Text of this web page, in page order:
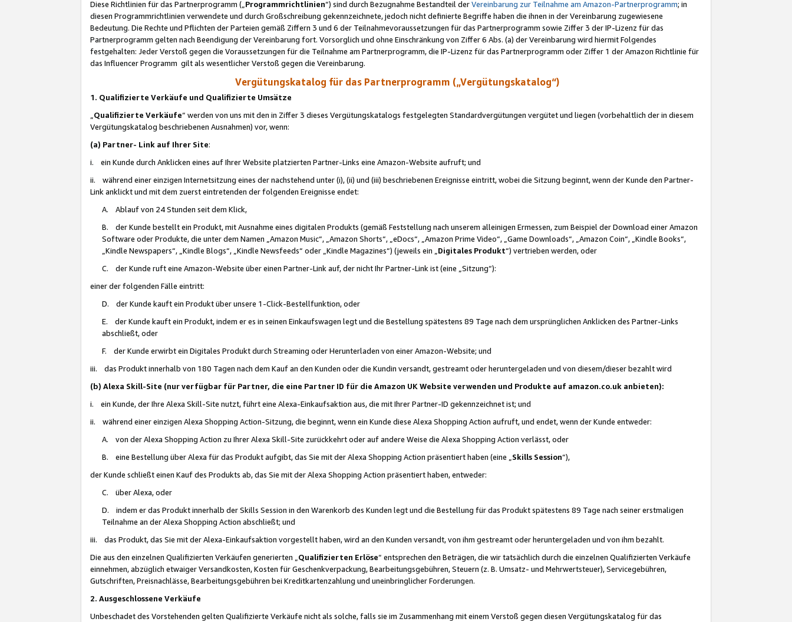
Diese Richtlinien für das Partnerprogramm („Programmrichtlinien“) sind durch Bezugnahme Bestandteil derVereinbarung zur Teilnahme am Amazon-Partnerprogramm; in
diesen Programmrichtlinien verwendete und durch Großschreibung gekennzeichnete, jedoch nicht definierte Begriffe haben die ihnen in der Vereinbarung zugewiesene
Bedeutung. Die Rechte und Pflichten der Parteien gemäß Ziffern 3 und 6 der Teilnahmevoraussetzungen für das Partnerprogramm sowie Ziffer 3 der IP-Lizenz für das
Partnerprogramm gelten nach Beendigung der Vereinbarung fort. Vorsorglich und ohne Einschränkung von Ziffer 6 Abs. (a) der Vereinbarung wird hiermit Folgendes
festgehalten: Jeder Verstoß gegen die Voraussetzungen für die Teilnahme am Partnerprogramm, die IP-Lizenz für das Partnerprogramm oder Ziffer 1 der Amazon Richtlinie für
das Influencer Programm gilt als wesentlicher Verstoß gegen die Vereinbarung.
Vergütungskatalog für das Partnerprogramm („Vergütungskatalog“)
1. Qualifizierte Verkäufe und Qualifizierte Umsätze
Qualifizierte Verkäufe“ werden von uns mit den in Ziffer 3 dieses Vergütungskatalogs festgelegten Standardvergütungen vergütet und liegen (vorbehaltlich der in diesem
Vergütungskatalog beschriebenen Ausnahmen) vor, wenn:
(a) Partner- Link auf Ihrer Site:
i. ein Kunde durch Anklicken eines auf Ihrer Website platzierten Partner-Links eine Amazon-Website aufruft; und
ii. während einer einzigen Internetsitzung eines der nachstehend unter (i), (ii) und (iii) beschriebenen Ereignisse eintritt, wobei die Sitzung beginnt, wenn der Kunde den Partner-
Link anklickt und mit dem zuerst eintretenden der folgenden Ereignisse endet:
A. Ablauf von 24 Stunden seit dem Klick,
B. der Kunde bestellt ein Produkt, mit Ausnahme eines digitalen Produkts (gemäß Feststellung nach unserem alleinigen Ermessen, zum Beispiel der Download einer Amazon
Software oder Produkte, die unter dem Namen „Amazon Music“, „Amazon Shorts“, „eDocs“, „Amazon Prime Video“, „Game Downloads“, „Amazon Coin“, „Kindle Books“,
„Kindle Newspapers“, „Kindle Blogs“, „Kindle Newsfeeds“ oder „Kindle Magazines“) (jeweils ein „ Digitales Produkt“) vertrieben werden, oder
C. der Kunde ruft eine Amazon-Website über einen Partner-Link auf, der nicht Ihr Partner-Link ist (eine „Sitzung“):
einer der folgenden Fälle eintritt:
D. der Kunde kauft ein Produkt über unsere 1-Click-Bestellfunktion, oder
E. der Kunde kauft ein Produkt, indem er es in seinen Einkaufswagen legt und die Bestellung spätestens 89 Tage nach dem ursprünglichen Anklicken des Partner-Links
abschließt, oder
F. der Kunde erwirbt ein Digitales Produkt durch Streaming oder Herunterladen von einer Amazon-Website; und
iii. das Produkt innerhalb von 180 Tagen nach dem Kauf an den Kunden oder die Kundin versandt, gestreamt oder heruntergeladen und von diesem/dieser bezahlt wird
(b) Alexa Skill-Site (nur verfügbar für Partner, die eine Partner ID für die Amazon UK Website verwenden und Produkte auf amazon.co.uk anbieten):
i. ein Kunde, der Ihre Alexa Skill-Site nutzt, führt eine Alexa-Einkaufsaktion aus, die mit Ihrer Partner-ID gekennzeichnet ist; und
ii. während einer einzigen Alexa Shopping Action-Sitzung, die beginnt, wenn ein Kunde diese Alexa Shopping Action aufruft, und endet, wenn der Kunde entweder:
A. von der Alexa Shopping Action zu Ihrer Alexa Skill-Site zurückkehrt oder auf andere Weise die Alexa Shopping Action verlässt, oder
B. eine Bestellung über Alexa für das Produkt aufgibt, das Sie mit der Alexa Shopping Action präsentiert haben (eine „ Skills Session“),
der Kunde schließt einen Kauf des Produkts ab, das Sie mit der Alexa Shopping Action präsentiert haben, entweder:
C. über Alexa, oder
D. indem er das Produkt innerhalb der Skills Session in den Warenkorb des Kunden legt und die Bestellung für das Produkt spätestens 89 Tage nach seiner erstmaligen
Teilnahme an der Alexa Shopping Action abschließt; und
iii. das Produkt, das Sie mit der Alexa-Einkaufsaktion vorgestellt haben, wird an den Kunden versandt, von ihm gestreamt oder heruntergeladen und von ihm bezahlt.
Die aus den einzelnen Qualifizierten Verkäufen generierten „ Qualifizierten Erlöse“ entsprechen den Beträgen, die wir tatsächlich durch die einzelnen Qualifizierten Verkäufe
einnehmen, abzüglich etwaiger Versandkosten, Kosten für Geschenkverpackung, Bearbeitungsgebühren, Steuern (z. B. Umsatz- und Mehrwertsteuer), Servicegebühren,
Gutschriften, Preisnachlässe, Bearbeitungsgebühren bei Kreditkartenzahlung und uneinbringlicher Forderungen.
2. Ausgeschlossene Verkäufe
Unbeschadet des Vorstehenden gelten Qualifizierte Verkäufe nicht als solche, falls sie im Zusammenhang mit einem Verstoß gegen diesen Vergütungskatalog für das